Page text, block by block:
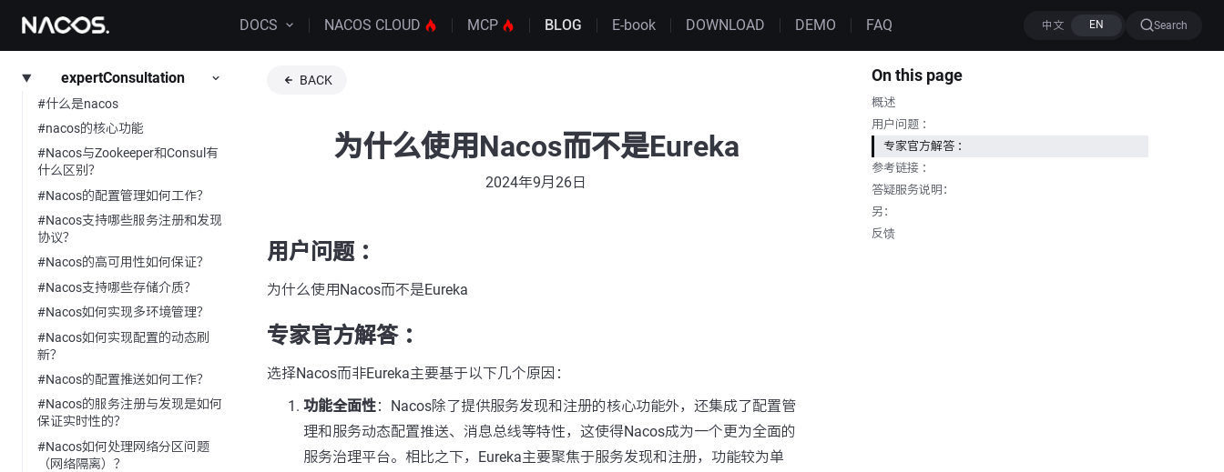
DOCS NACOS CLOUD MCP BLOG E-book DOWNLOAD DEMO FAQ Search
expertConsultation
#什么是nacos
#nacos的核心功能
#Nacos与Zookeeper和Consul有
什么区别？
#Nacos的配置管理如何工作？
#Nacos支持哪些服务注册和发现
协议？
#Nacos的高可用性如何保证？
#Nacos支持哪些存储介质？
#Nacos如何实现多环境管理？
#Nacos如何实现配置的动态刷
新？
#Nacos的配置推送如何工作？
#Nacos的服务注册与发现是如何
保证实时性的？
#Nacos如何处理网络分区问题
（网络隔离）？
BACK
为什么使用Nacos而不是Eureka
2024年9月26日
用户问题 ：
为什么使用Nacos而不是Eureka
专家官方解答 ：
选择Nacos而非Eureka主要基于以下几个原因：
功能全面性：Nacos除了提供服务发现和注册的核心功能外，还集成了配置管
理和服务动态配置推送、消息总线等特性，这使得Nacos成为一个更为全面的
服务治理平台。相比之下，Eureka主要聚焦于服务发现和注册，功能较为单
On this page
概述
用户问题 ：
专家官方解答 ：
参考链接 ：
答疑服务说明：
另：
反馈